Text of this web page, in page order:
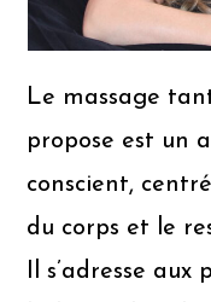
Le massage
propose est un
conscient,
du corps et le
Il s’adresse aux